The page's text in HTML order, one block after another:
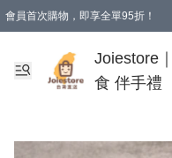
會員首次購物，即享全單95折！
購物滿 HKD 350.00即享免運費優
Joiestore
食 伴手禮